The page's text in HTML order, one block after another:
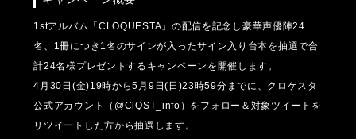
1stアルバム「CLOQUESTA」の配信を記念し豪華声優陣24
名、1冊につき1名のサインが入ったサイン入り台本を抽選で合
計24名様プレゼントするキャンペーンを開催します。
4月30日(金)19時から5月9日(日)23時59分までに、クロケスタ
公式アカウント（ @ClQST_info ）をフォロー＆対象ツイートを
リツイートした方から抽選します。